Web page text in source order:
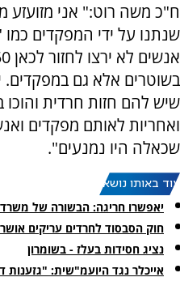
ח"כ משה רוט:" אני מזועזע
שנתנו על ידי המפקדים
בשוטרים אלא גם במפקדים.
שיש להם חזות חרדית והוכו
ואחריות לאותם מפקדים
שכאלה היו נמנעים".
עוד באותו נושא:
יאפשרו חריגה: הבשורה של
חוק הסבסוד לחרדים עריקים
נציג חסידות בעלז - בשומרון
אייכלר נגד היועמ"שית: "גזענות